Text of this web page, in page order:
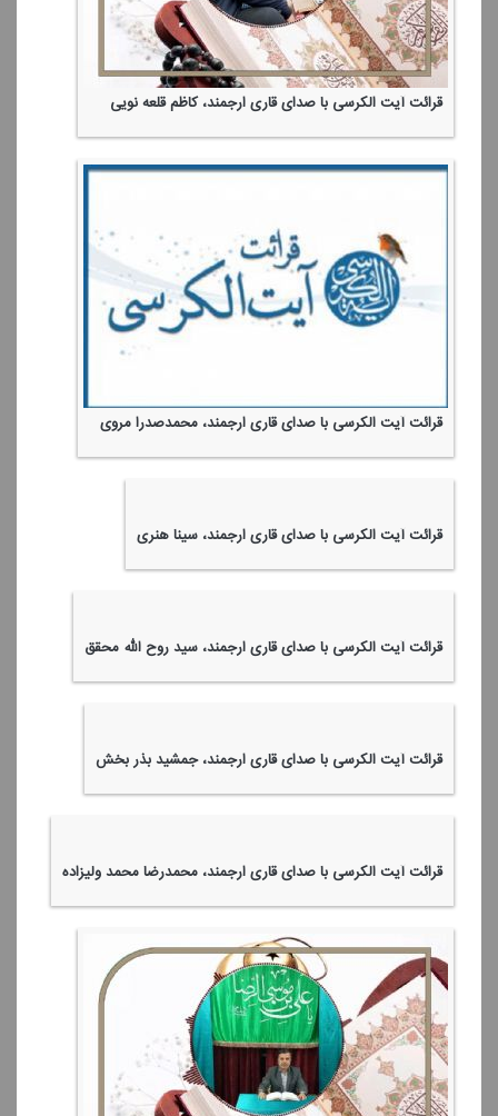
قرائت آیت الكرسی با صدای قاری ارجمند، كاظم قلعه نویی
قرائت آیت الكرسی با صدای قاری ارجمند، محمدصدرا مروی
قرائت آیت الكرسی با صدای قاری ارجمند، سینا هنری
قرائت آیت الكرسی با صدای قاری ارجمند، سید روح الله محقق
قرائت آیت الكرسی با صدای قاری ارجمند، جمشید بذر بخش
قرائت آیت الكرسی با صدای قاری ارجمند، محمدرضا محمد ولیزاده